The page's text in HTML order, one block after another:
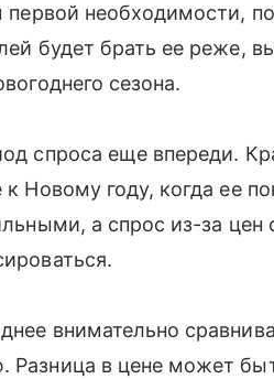
первой необходимости,
будет брать ее реже,
сезона.
спроса еще впереди.
Новому году, когда ее
а спрос из-за
внимательно
в цене может